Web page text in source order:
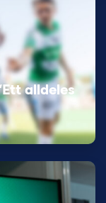
alldeles